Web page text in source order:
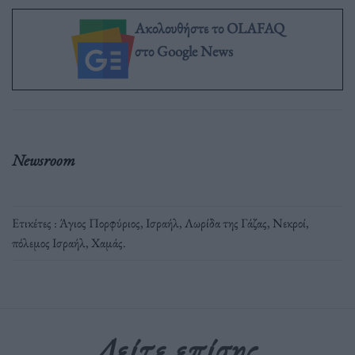
Ακολουθήστε το OLAFAQ
στο Google News
Newsroom
Ετικέτες :Άγιος Πορφύριος, Ισραήλ,Λωρίδα της Γάζας, Νεκροί,
πόλεμος Ισραήλ,Χαμάς.